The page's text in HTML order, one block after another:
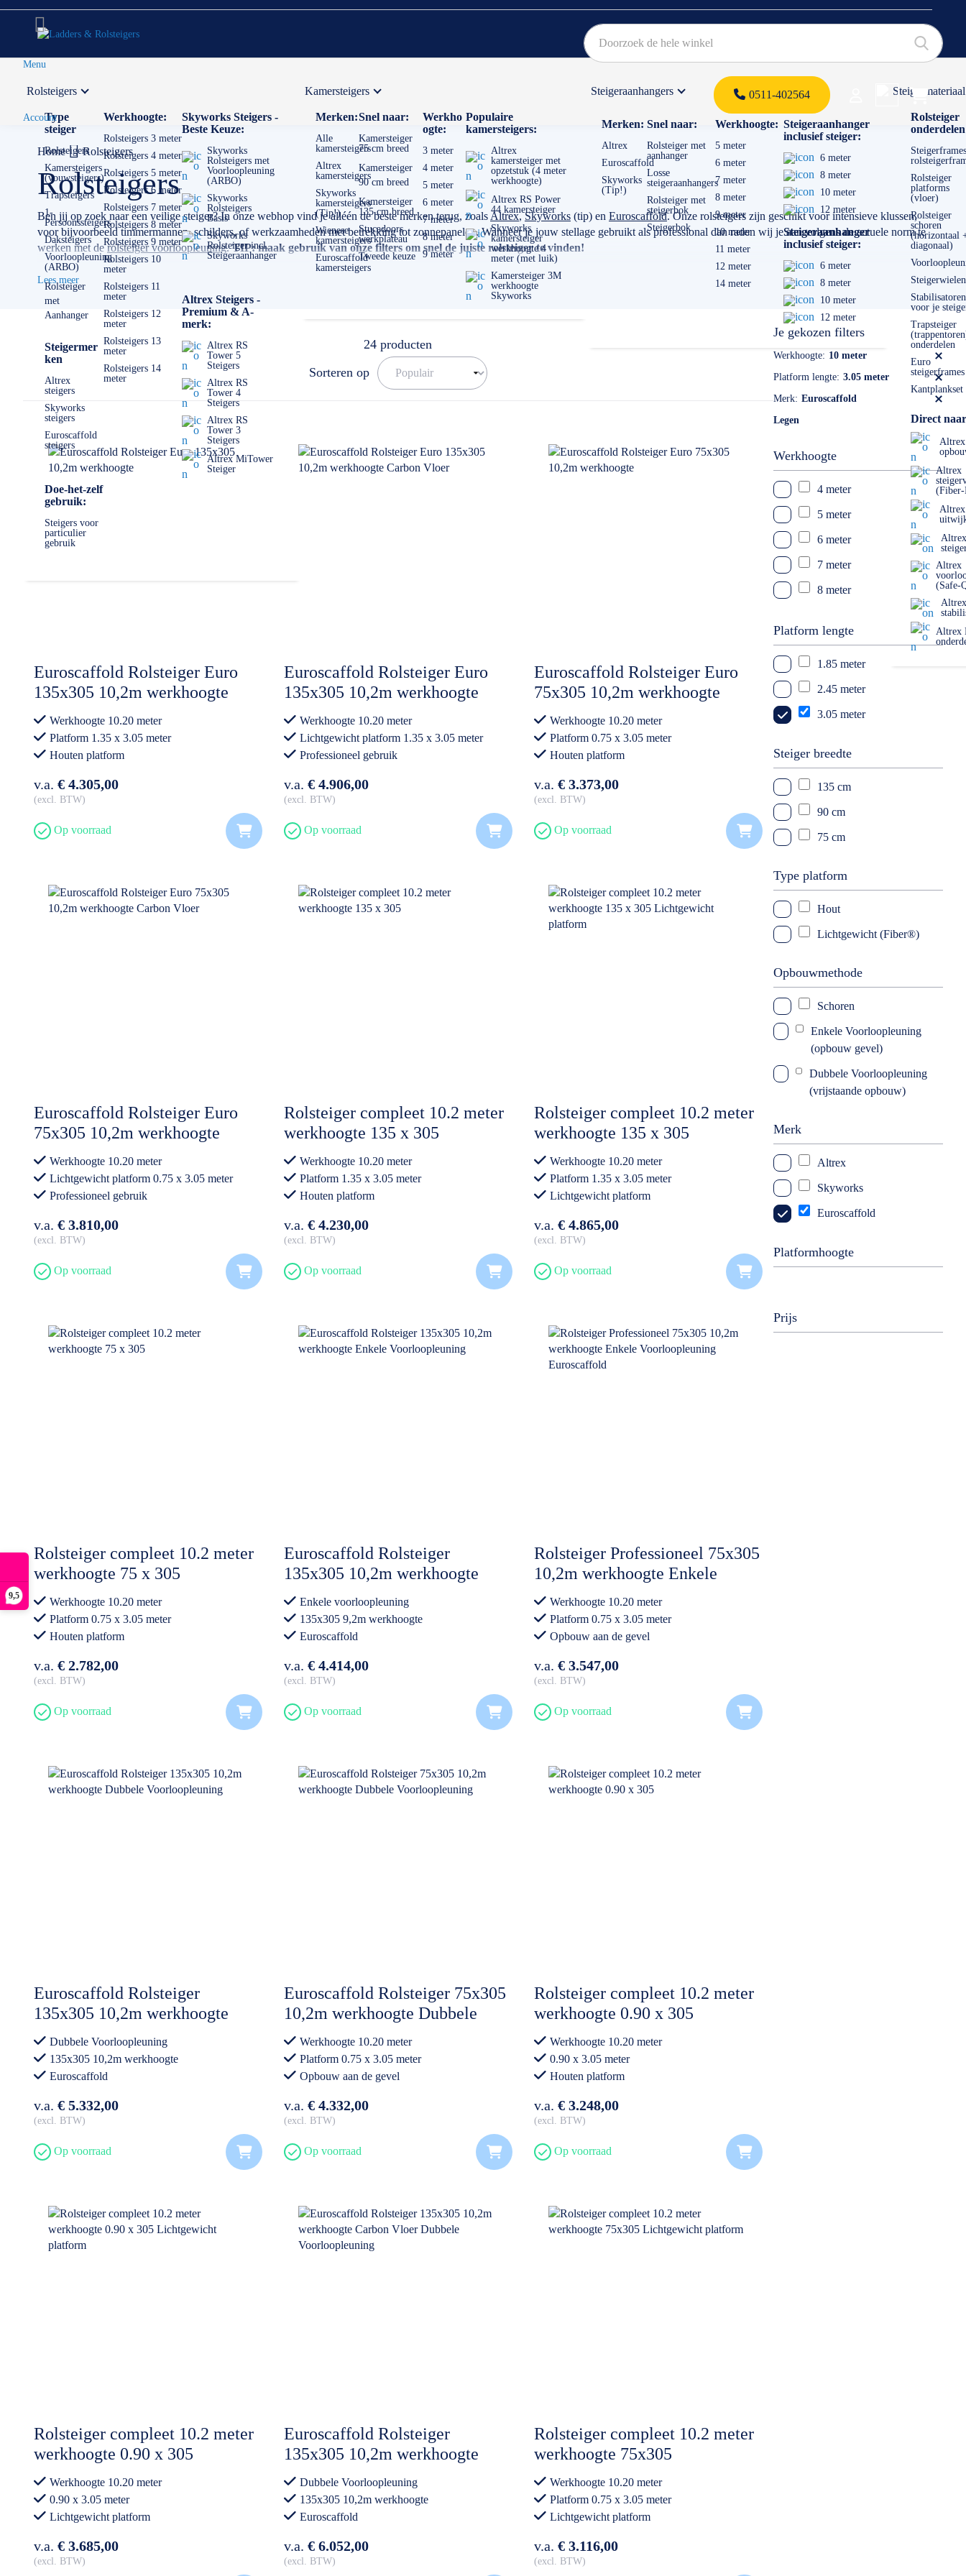
9,5
0511-402564
Menu
Rolsteigers
Type
steiger
Rolsteigers
Kamersteigers
(vouwsteigers)
Trapsteigers
1-
Persoonssteigers
Daksteigers
Voorloopleuning
(ARBO)
Rolsteiger
met
Aanhanger
Steigermer
ken
Altrex
steigers
Skyworks
steigers
Euroscaffold
steigers
Doe-het-zelf
gebruik:
Steigers voor
particulier
gebruik
Werkhoogte:
Rolsteigers 3 meter
Rolsteigers 4 meter
Rolsteigers 5 meter
Rolsteigers 6 meter
Rolsteigers 7 meter
Rolsteigers 8 meter
Rolsteigers 9 meter
Rolsteigers 10
meter
Rolsteigers 11
meter
Rolsteigers 12
meter
Rolsteigers 13
meter
Rolsteigers 14
meter
Skyworks Steigers -
Beste Keuze:
Skyworks
Rolsteigers met
Voorloopleuning
(ARBO)
Skyworks
Rolsteigers
Basis
Skyworks
Rolsteiger incl.
Steigeraanhanger
Altrex Steigers -
Premium & A-
merk:
Altrex RS
Tower 5
Steigers
Altrex RS
Tower 4
Steigers
Altrex RS
Tower 3
Steigers
Altrex MiTower
Steiger
Kamersteigers
Merken:
Alle
kamersteigers
Altrex
kamersteigers
Skyworks
kamersteigers
(Tip!)
Wienese
kamersteigers
Euroscaffold
kamersteigers
Snel naar:
Kamersteiger
75 cm breed
Kamersteiger
90 cm breed
Kamersteiger
135 cm breed
Stucadoors
werkplateau
Tweede keuze
Werkho
ogte:
3 meter
4 meter
5 meter
6 meter
7 meter
8 meter
9 meter
Populaire
kamersteigers:
Altrex
kamersteiger met
opzetstuk (4 meter
werkhoogte)
Altrex RS Power
44 kamersteiger
Skyworks
kamersteiger
werkhoogte 4
meter (met luik)
Kamersteiger 3M
werkhoogte
Skyworks
Steigeraanhangers
Merken:
Altrex
Euroscaffold
Skyworks
(Tip!)
Snel naar:
Rolsteiger met
aanhanger
Losse
steigeraanhangers
Rolsteiger met
steigerbok
Steigerbok
Werkhoogte:
5 meter
6 meter
7 meter
8 meter
9 meter
10 meter
11 meter
12 meter
14 meter
Steigeraanhanger
inclusief steiger:
6 meter
8 meter
10 meter
12 meter
Steigeraanhanger
inclusief steiger:
6 meter
8 meter
10 meter
12 meter
Steigermateriaal
Rolsteiger
Rolsteiger
platforms
(vloer)
Rolsteiger
schoren
(horizontaal
diagonaal)
Steigerwielen
Stabilisatoren
voor je
Trapsteiger
onderdelen
Euro
steigerframes
Kantplankset
Direct
Altrex
Altrex
Altrex
Altrex
Altrex
(Safe-
Altrex
Altrex
Account
Home Rolsteigers
Rolsteigers
Ben jij op zoek naar een veilige steiger? In onze webhop vind je alléén de beste merken terug, zoals Altrex,Skyworks (tip) en Euroscaffold. Onze rolsteigers zijn geschikt voor intensieve klussen,
voor bijvoorbeeld timmermannen, schilders, of werkzaamheden met betrekking tot zonnepanelen. Wanneer je jouw stellage gebruikt als professional dan raden wij je aan volgens de actuele norm te
werken met derolsteiger voorloopleuning.TIP: maak gebruik van onze filters om snel de juiste rolsteiger te vinden!
✅Voor 12U besteld = volgende werkdag op locatie
✅Vrijblijvende offerteop maat
✅ Contact:
0511- 40 25 64 mail
Lees meer
24 producten
Sorteren op
Euroscaffold Rolsteiger Euro
135x305 10,2m werkhoogte
Werkhoogte 10.20 meter
Platform 1.35 x 3.05 meter
Houten platform
v.a. € 4.305,00
excl. BTW
Op voorraad
Euroscaffold Rolsteiger Euro
135x305 10,2m werkhoogte
Carbon Vloer
Werkhoogte 10.20 meter
Lichtgewicht platform 1.35 x 3.05 meter
Professioneel gebruik
v.a. € 4.906,00
excl. BTW
Op voorraad
Euroscaffold Rolsteiger Euro
75x305 10,2m werkhoogte
Werkhoogte 10.20 meter
Platform 0.75 x 3.05 meter
Houten platform
v.a. € 3.373,00
excl. BTW
Op voorraad
Euroscaffold Rolsteiger Euro
75x305 10,2m werkhoogte
Carbon Vloer
Werkhoogte 10.20 meter
Lichtgewicht platform 0.75 x 3.05 meter
Professioneel gebruik
v.a. € 3.810,00
excl. BTW
Op voorraad
Rolsteiger compleet 10.2 meter
werkhoogte 135 x 305
Werkhoogte 10.20 meter
Platform 1.35 x 3.05 meter
Houten platform
v.a. € 4.230,00
excl. BTW
Op voorraad
Rolsteiger compleet 10.2 meter
werkhoogte 135 x 305
Lichtgewicht platform
Werkhoogte 10.20 meter
Platform 1.35 x 3.05 meter
Lichtgewicht platform
v.a. € 4.865,00
excl. BTW
Op voorraad
Rolsteiger compleet 10.2 meter
werkhoogte 75 x 305
Werkhoogte 10.20 meter
Platform 0.75 x 3.05 meter
Houten platform
v.a. € 2.782,00
excl. BTW
Op voorraad
Euroscaffold Rolsteiger
135x305 10,2m werkhoogte
Enkele Voorloopleuning
Enkele voorloopleuning
135x305 9,2m werkhoogte
Euroscaffold
v.a. € 4.414,00
excl. BTW
Op voorraad
Rolsteiger Professioneel 75x305
10,2m werkhoogte Enkele
Voorloopleuning Euroscaffold
Werkhoogte 10.20 meter
Platform 0.75 x 3.05 meter
Opbouw aan de gevel
v.a. € 3.547,00
excl. BTW
Op voorraad
Euroscaffold Rolsteiger
135x305 10,2m werkhoogte
Dubbele Voorloopleuning
Dubbele Voorloopleuning
135x305 10,2m werkhoogte
Euroscaffold
v.a. € 5.332,00
excl. BTW
Op voorraad
Euroscaffold Rolsteiger 75x305
10,2m werkhoogte Dubbele
Voorloopleuning
Werkhoogte 10.20 meter
Platform 0.75 x 3.05 meter
Opbouw aan de gevel
v.a. € 4.332,00
excl. BTW
Op voorraad
Rolsteiger compleet 10.2 meter
werkhoogte 0.90 x 305
Werkhoogte 10.20 meter
0.90 x 3.05 meter
Houten platform
v.a. € 3.248,00
excl. BTW
Op voorraad
Rolsteiger compleet 10.2 meter
werkhoogte 0.90 x 305
Lichtgewicht platform
Werkhoogte 10.20 meter
0.90 x 3.05 meter
Lichtgewicht platform
v.a. € 3.685,00
excl. BTW
Euroscaffold Rolsteiger
135x305 10,2m werkhoogte
Carbon Vloer Dubbele
Voorloopleuning
Dubbele Voorloopleuning
135x305 10,2m werkhoogte
Euroscaffold
v.a. € 6.052,00
excl. BTW
Rolsteiger compleet 10.2 meter
werkhoogte 75x305
Lichtgewicht platform
Werkhoogte 10.20 meter
Platform 0.75 x 3.05 meter
Lichtgewicht platform
v.a. € 3.116,00
excl. BTW
Je gekozen filters
Werkhoogte
10 meter
Platform lengte
3.05 meter
Merk
Euroscaffold
Legen
Werkhoogte
4 meter
5 meter
6 meter
7 meter
8 meter
10 meter
11 meter
12 meter
13 meter
Platform lengte
1.85 meter
2.45 meter
3.05 meter
Steiger breedte
135 cm
90 cm
75 cm
Type platform
Hout
Lichtgewicht (Fiber®)
Opbouwmethode
Schoren
Enkele Voorloopleuning
(opbouw gevel)
Dubbele Voorloopleuning
(vrijstaande opbouw)
Merk
Altrex
Skyworks
Euroscaffold
Platformhoogte
Prijs